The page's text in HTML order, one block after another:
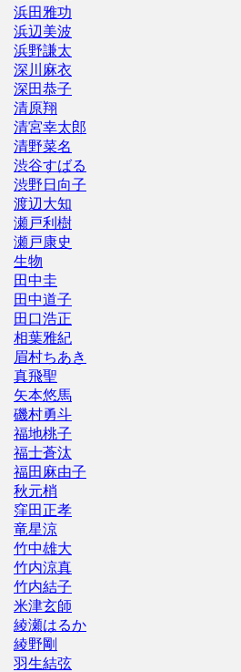
浜田雅功
浜辺美波
浜野謙太
深川麻衣
深田恭子
清原翔
清宮幸太郎
清野菜名
渋谷すばる
渋野日向子
渡辺大知
瀬戸利樹
瀬戸康史
生物
田中圭
田中道子
田口浩正
相葉雅紀
眉村ちあき
真飛聖
矢本悠馬
磯村勇斗
福地桃子
福士蒼汰
福田麻由子
秋元梢
窪田正孝
竜星涼
竹中雄大
竹内涼真
竹内結子
米津玄師
綾瀬はるか
綾野剛
羽生結弦